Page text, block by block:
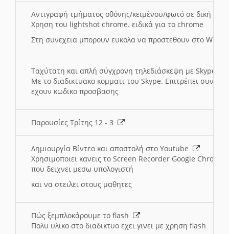
Αντιγραφή τμήματος οθόνης/κειμένου/φωτό σε δική
Χρηση του lightshot chrome. ειδικά για το chrome
Στη συνεχεια μπορουν ευκολα να προστεθουν στο Word
Ταχύτατη και απλή σύγχρονη τηλεδιάσκεψη με Skype
Με το διαδικτυακο κομματι του Skype. Επιτρέπει
εχουν κωδικο προσβασης
Παρουσίες Τρίτης 12 - 3
Δημιουργία Βίντεο και αποστολή στο Youtube
Χρησιμοποιει κανεις το Screen Recorder Google Chrome
που δειχνει μεσω υπολογιστή
και να στειλει στους μαθητες
Πώς ξεμπλοκάρουμε το flash
Πολυ υλικο στο διαδικτυο εχει γινει με χρηση flash